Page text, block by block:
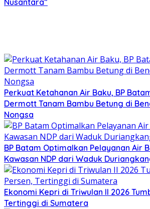
Nusantara”
Perkuat Ketahanan Air Baku, BP
Dermott Tanam Bambu Betung di
Nongsa
BP Batam Optimalkan Pelayanan Air
Kawasan NDP dari Waduk
Ekonomi Kepri di Triwulan II 2026
Tertinggi di Sumatera